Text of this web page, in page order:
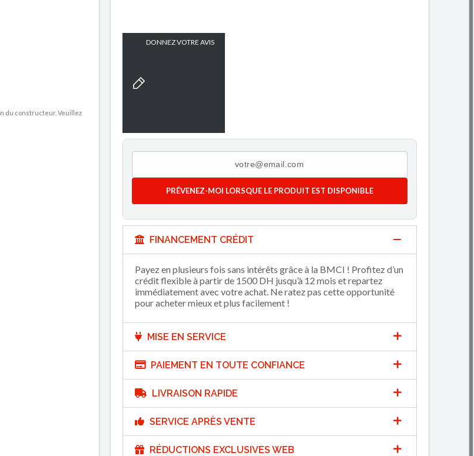
du constructeur. Veuillez
DONNEZ VOTRE AVIS
PRÉVENEZ-MOI LORSQUE LE PRODUIT EST DISPONIBLE
FINANCEMENT CRÉDIT
Payez en plusieurs fois sans intérêts grâce à la BMCI ! Profitez d’un
crédit flexible à partir de 1500 DH jusqu’à 12 mois et repartez
immédiatement avec votre achat. Ne ratez pas cette opportunité
pour acheter mieux et plus facilement !
MISE EN SERVICE
PAIEMENT EN TOUTE CONFIANCE
LIVRAISON RAPIDE
SERVICE APRÈS VENTE
RÉDUCTIONS EXCLUSIVES WEB